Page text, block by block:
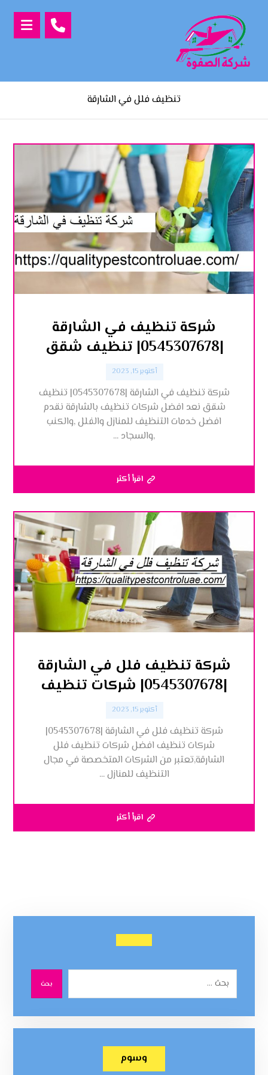
تنظيف فلل في الشارقة
شركة تنظيف في الشارقة
|0545307678| تنظيف شقق
أكتوبر 15, 2023
شركة تنظيف في الشارقة |0545307678| تنظيف
شقق نعد افضل شركات تنظيف بالشارقة نقدم
افضل خدمات التنظيف للمنازل والفلل ,والكنب
,والسجاد ...
اقرأ أكثر
شركة تنظيف فلل في الشارقة
|0545307678| شركات تنظيف
أكتوبر 15, 2023
شركة تنظيف فلل في الشارقة |0545307678|
شركات تنظيف افضل شركات تنظيف فلل
الشارقة,تعتبر من الشركات المتخصصة في مجال
التنظيف للمنازل ...
اقرأ أكثر
بحث
وسوم